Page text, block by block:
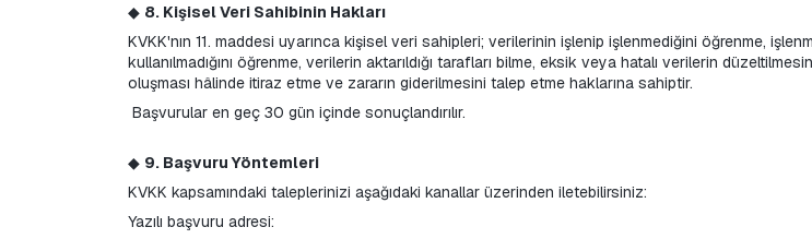
◆ 8. Kişisel Veri Sahibinin Hakları
KVKK'nın 11. maddesi uyarınca kişisel veri sahipleri; verilerinin işlenip işlenmediğini öğrenme,
kullanılmadığını öğrenme, verilerin aktarıldığı tarafları bilme, eksik veya hatalı verilerin
oluşması hâlinde itiraz etme ve zararın giderilmesini talep etme haklarına sahiptir.
Başvurular en geç 30 gün içinde sonuçlandırılır.
◆ 9. Başvuru Yöntemleri
KVKK kapsamındaki taleplerinizi aşağıdaki kanallar üzerinden iletebilirsiniz:
Yazılı başvuru adresi: